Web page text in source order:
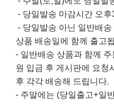
- 당일발송 마감시간 오
- 당일발송 아닌 일반배
상품 배송일에 함께 출고
- 일반배송 상품과 함께
원 입금 후 게시판에 요청
후 각각 배송해 드립니다.
- 주말에는 (당일출고+일